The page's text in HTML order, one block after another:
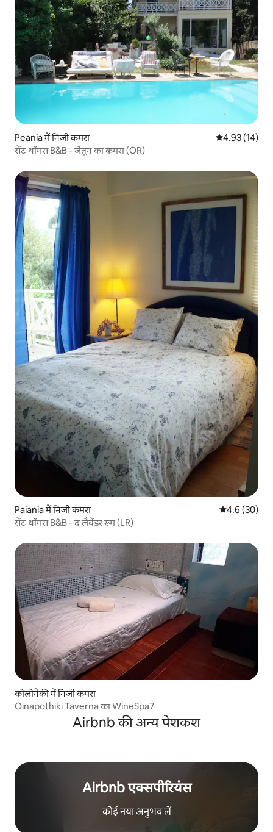
Peania में निजी कमरा औसत रेटिंग 5 में
4.93 (14)
सेंट थॉमस B&B - जैतून का कमरा (OR)
Paiania में निजी कमरा औसत रेटिंग 5 में
4.6 (30)
सेंट थॉमस B&B - द लैवेंडर रूम (LR)
कोलोनेकी में निजी कमरा
Oinapothiki Taverna का WineSpa7
Airbnb की अन्य पेशकश
Airbnb एक्सपीरियंस
कोई नया अनुभव लें